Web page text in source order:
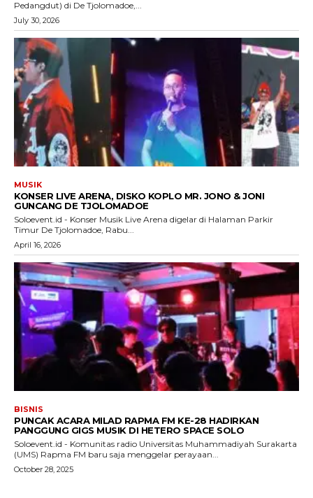
Pedangdut) di De Tjolomadoe,...
July 30, 2026
MUSIK
KONSER LIVE ARENA, DISKO KOPLO MR. JONO & JONI
GUNCANG DE TJOLOMADOE
Soloevent.id - Konser Musik Live Arena digelar di Halaman Parkir
Timur De Tjolomadoe, Rabu...
April 16, 2026
BISNIS
PUNCAK ACARA MILAD RAPMA FM KE-28 HADIRKAN
PANGGUNG GIGS MUSIK DI HETERO SPACE SOLO
Soloevent.id - Komunitas radio Universitas Muhammadiyah Surakarta
(UMS) Rapma FM baru saja menggelar perayaan...
October 28, 2025